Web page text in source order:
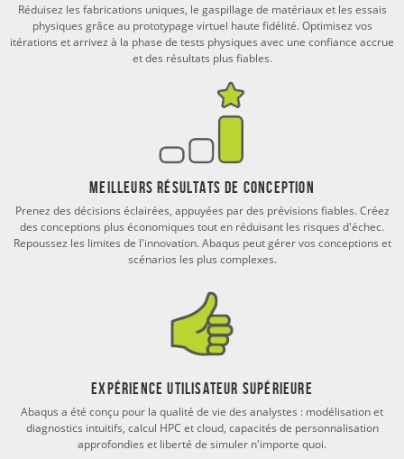
Réduisez les fabrications uniques, le gaspillage de matériaux et les essais
physiques grâce au prototypage virtuel haute fidélité. Optimisez vos
itérations et arrivez à la phase de tests physiques avec une confiance accrue
et des résultats plus fiables.
Meilleurs résultats de conception
Prenez des décisions éclairées, appuyées par des prévisions fiables. Créez
des conceptions plus économiques tout en réduisant les risques d'échec.
Repoussez les limites de l'innovation. Abaqus peut gérer vos conceptions et
scénarios les plus complexes.
Expérience utilisateur supérieure
Abaqus a été conçu pour la qualité de vie des analystes : modélisation et
diagnostics intuitifs, calcul HPC et cloud, capacités de personnalisation
approfondies et liberté de simuler n'importe quoi.